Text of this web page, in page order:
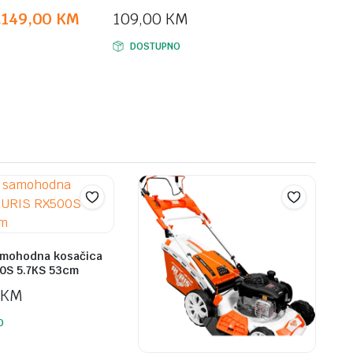
KM
109,00 KM
DOSTUPNO
kosačica
5.7KS 53cm
KM